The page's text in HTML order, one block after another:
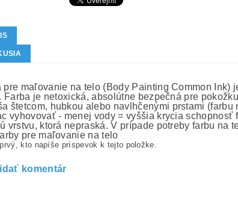
pre maľovanie na telo (Body Painting Common Ink)
Farba je netoxická, absolútne bezpečná pre
štetcom, hubkou alebo navlhčenými prstami
vyhovovať - menej vody = vyššia krycia
vrstvu, ktorá nepraská. V prípade potreby farbu na
pre maľovanie na telo
kto napíše príspevok k tejto položke.
komentár